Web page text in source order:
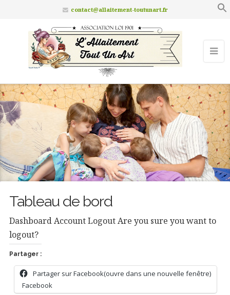
contact@allaitement-toutunart.fr
Tableau de bord
DashboardAccountLogoutAre you sure you want to
logout?
Partager :
Partager sur Facebook(ouvre dans une nouvelle fenêtre)
Facebook